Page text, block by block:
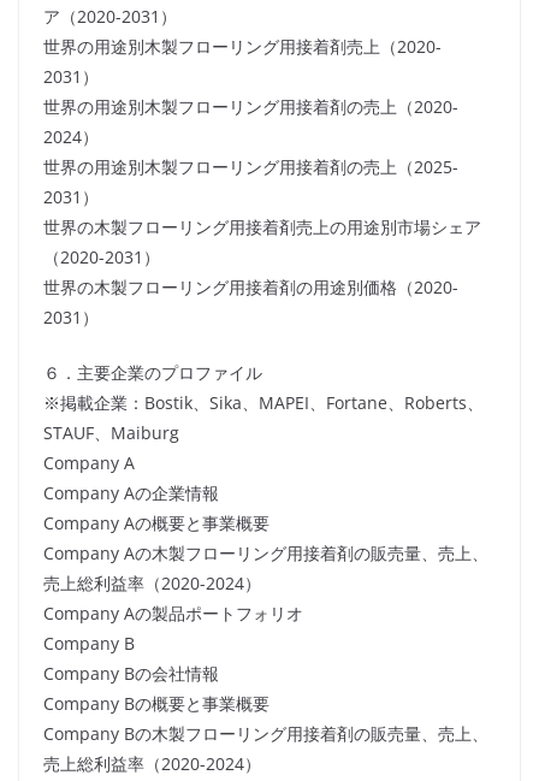
ア（2020-2031）
世界の用途別木製フローリング用接着剤売上（2020-
2031）
世界の用途別木製フローリング用接着剤の売上（2020-
2024）
世界の用途別木製フローリング用接着剤の売上（2025-
2031）
世界の木製フローリング用接着剤売上の用途別市場シェア
（2020-2031）
世界の木製フローリング用接着剤の用途別価格（2020-
2031）
６．主要企業のプロファイル
※掲載企業：Bostik、Sika、MAPEI、Fortane、Roberts、
STAUF、Maiburg
Company A
Company Aの企業情報
Company Aの概要と事業概要
Company Aの木製フローリング用接着剤の販売量、売上、
売上総利益率（2020-2024）
Company Aの製品ポートフォリオ
Company B
Company Bの会社情報
Company Bの概要と事業概要
Company Bの木製フローリング用接着剤の販売量、売上、
売上総利益率（2020-2024）